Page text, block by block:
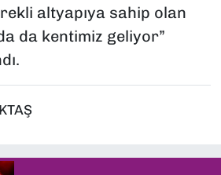
altyapıya sahip olan
da kentimiz geliyor”